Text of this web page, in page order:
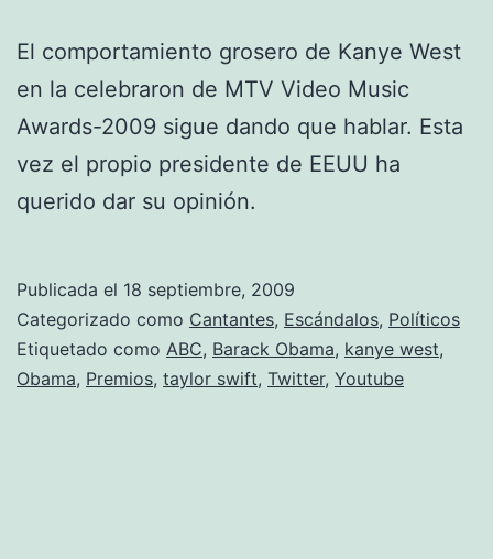
El comportamiento grosero de Kanye West
en la celebraron de MTV Video Music
Awards-2009 sigue dando que hablar. Esta
vez el propio presidente de EEUU ha
querido dar su opinión.
Publicada el 18 septiembre, 2009
Categorizado como Cantantes, Escándalos, Políticos
Etiquetado como ABC, Barack Obama, kanye west,
Obama, Premios, taylor swift, Twitter, Youtube